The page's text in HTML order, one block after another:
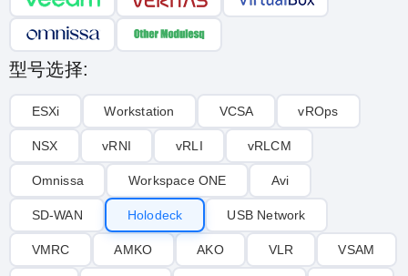
型号选择:
ESXi Workstation VCSA vROps
NSX vRNI vRLI‌ vRLCM
Omnissa Workspace ONE Avi
SD-WAN Holodeck USB Network
VMRC AMKO AKO VLR VSAM